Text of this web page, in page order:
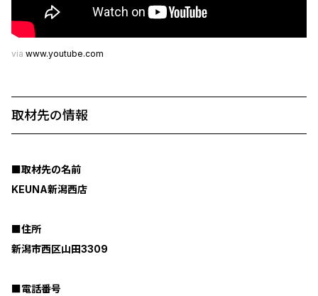
via www.youtube.com
取材先の情報
■取材先の名前
KEUNA新潟西店
■住所
新潟市西区山田3309
■電話番号